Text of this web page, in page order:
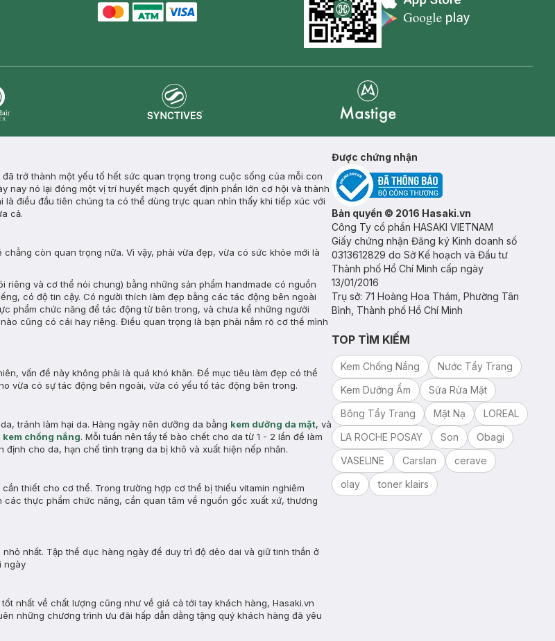
Appstore icon
trở thành một yếu tố hết sức quan trọng trong cuộc sống của mỗi con
nó lại đóng một vị trí huyết mạch quyết định phần lớn cơ hội và thành
điều đầu tiên chúng ta có thể dùng trực quan nhìn thấy khi tiếp xúc với
cả.
còn quan trọng nữa. Vì vậy, phải vừa đẹp, vừa có sức khỏe mới là
và cơ thể nói chung) bằng những sản phẩm handmade có nguồn
có độ tin cậy. Có người thích làm đẹp bằng các tác động bên ngoài
phẩm chức năng để tác động từ bên trong, và chưa kể những người
cũng có cái hay riêng. Điều quan trọng là bạn phải nắm rõ cơ thể mình
vấn đề này không phải là quá khó khăn. Để mục tiêu làm đẹp có thể
vừa có sự tác động bên ngoài, vừa có yếu tố tác động bên trong.
tránh làm hại da. Hàng ngày nên dưỡng da bằng kem dưỡng da mặt, và
kem chống nắng. Mỗi tuần nên tẩy tế bào chết cho da từ 1 - 2 lần để làm
cho da, hạn chế tình trạng da bị khô và xuất hiện nếp nhăn.
thiết cho cơ thể. Trong trường hợp cơ thể bị thiếu vitamin nghiêm
thực phẩm chức năng, cần quan tâm về nguồn gốc xuất xứ, thương
nhất. Tập thể dục hàng ngày để duy trì độ dẻo dai và giữ tinh thần ở
ngày
nhất về chất lượng cũng như về giá cả tới tay khách hàng, Hasaki.vn
những chương trình ưu đãi hấp dẫn dằng tặng quý khách hàng đã yêu
Được chứng nhận
Bản quyền © 2016 Hasaki.vn
Công Ty cổ phần HASAKI VIETNAM
Giấy chứng nhận Đăng ký Kinh doanh số
0313612829 do Sở Kế hoạch và Đầu tư
Thành phố Hồ Chí Minh cấp ngày
13/01/2016
Trụ sở: 71 Hoàng Hoa Thám, Phường Tân
Bình, Thành phố Hồ Chí Minh
TOP TÌM KIẾM
Kem Chống Nắng
Nước Tẩy Trang
Kem Dưỡng Ẩm
Sữa Rửa Mặt
Bông Tẩy Trang
Mặt Nạ
LOREAL
LA ROCHE POSAY
Son
Obagi
VASELINE
Carslan
cerave
olay
toner klairs